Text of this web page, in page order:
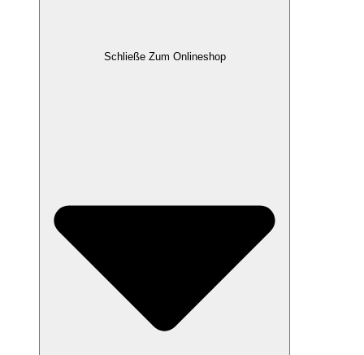
Schließe Zum Onlineshop